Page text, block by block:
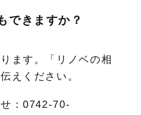
できますか？
ます。「リノベの相
えください。
：0742-70-